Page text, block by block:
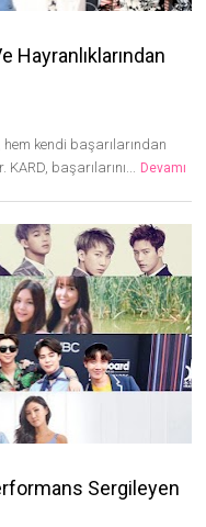
Hayranlıklarından
hem kendi başarılarından
başarılarını... Devamı
Sergileyen